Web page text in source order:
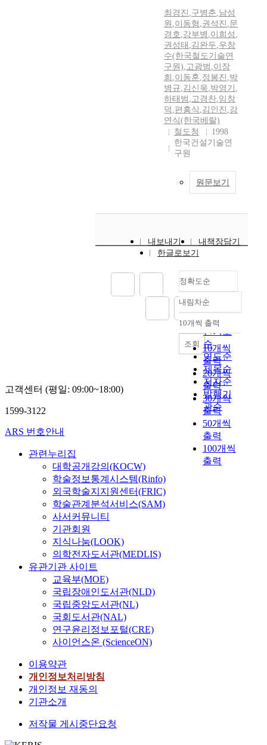
최경진 ,구병춘,남성
원 ,이동형 ,권석진 ,문
경호,강부병 ,이희성 ,
권성태 ,김완두,우창
수(한국철도기술연
구원),고광범 ,이장
희 ,이동훈,정봉진 ,박
병규,김신욱,박영기 ,
하태범 ,고경찬,임창
덕 ,편흥식 ,김인진 ,강
연식(한국베랄)
철도청
1998
한국건설기술연
구원
원문보기
내보내기
내책장담기
한글로보기
정확도순
정확도
순
인기도
순
연도순
제목순
저자순
발행기
관순
내림차순
내림차순
10개씩 출력
10개씩
출력
20개씩
출력
30개씩
출력
50개씩
출력
100개씩
출력
조회
고객센터 (평일: 09:00~18:00)
1599-3122
ARS 번호안내
관련누리집
대학공개강의(KOCW)
학술정보통계시스템(Rinfo)
외국학술지지원센터(FRIC)
학술관계분석서비스(SAM)
사서커뮤니티
기관회원
지식나눔(LOOK)
의학전자도서관(MEDLIS)
유관기관 사이트
교육부(MOE)
국립장애인도서관(NLD)
국립중앙도서관(NL)
국회도서관(NAL)
연구윤리정보포털(CRE)
사이언스온 (ScienceON)
이용약관
개인정보처리방침
개인정보 재동의
기관소개
저작물 게시중단요청